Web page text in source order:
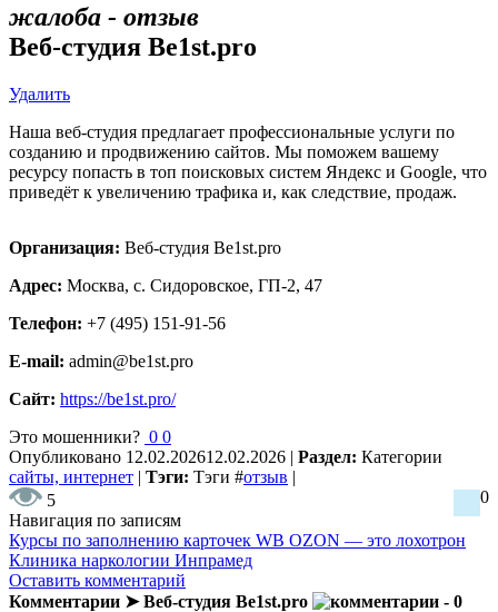
жалоба - отзыв
Веб-студия Be1st.pro
Удалить
Наша веб-студия предлагает профессиональные услуги по
созданию и продвижению сайтов. Мы поможем вашему
ресурсу попасть в топ поисковых систем Яндекс и Google, что
приведёт к увеличению трафика и, как следствие, продаж.
Организация: Веб-студия Be1st.pro
Адрес: Москва, с. Сидоровское, ГП-2, 47
Телефон: +7 (495) 151-91-56
E-mail: admin@be1st.pro
Сайт: https://be1st.pro/
Это мошенники? 0 0
Опубликовано 12.02.202612.02.2026 | Раздел: Категории
сайты, интернет | Тэги: Тэги #отзыв |
5
0
Навигация по записям
Курсы по заполнению карточек WB OZON — это лохотрон
Клиника наркологии Инпрамед
Оставить комментарий
Комментарии ➤ Веб-студия Be1st.pro
- 0